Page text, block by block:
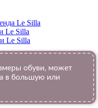
Le Silla
Le Silla
Le Silla
обуви, может
в большую или